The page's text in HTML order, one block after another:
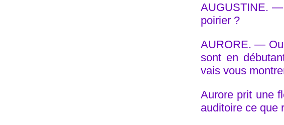
AUGUSTINE. —
poirier ?
AURORE. —
sont en
vais vous
Aurore prit une
auditoire ce que